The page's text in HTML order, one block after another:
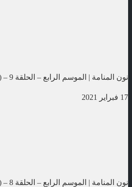
نون المنامة | الموسم الرابع – الحلقة 9 – (الدكتورة إبتهاج العالي)
17 فبراير 2021
نون المنامة | الموسم الرابع – الحلقة 8 – (الأستاذة بلقيس فخرو)